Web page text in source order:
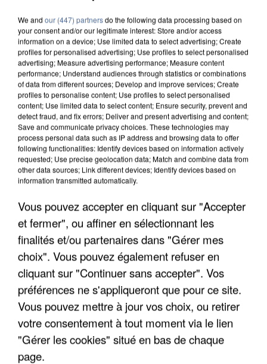
APRÈS TOUTES CES CANICULES, LES REFUGES
DE FAUNE SAUVAGE SONT...
We and our (447) partnersdo the following data processing based on
your consent and/or our legitimate interest: Store and/or access
information on a device; Use limited data to select advertising; Create
profiles for personalised advertising; Use profiles to select personalised
advertising; Measure advertising performance; Measure content
performance; Understand audiences through statistics or combinations
of data from different sources; Develop and improve services; Create
profiles to personalise content; Use profiles to select personalised
content; Use limited data to select content; Ensure security, prevent and
detect fraud, and fix errors; Deliver and present advertising and content;
Save and communicate privacy choices. These technologies may
process personal data such as IP address and browsing data to offer
following functionalities: Identify devices based on information actively
requested; Use precise geolocation data; Match and combine data from
other data sources; Link different devices; Identify devices based on
information transmitted automatically.
Vous pouvez accepter en cliquant sur "Accepter
et fermer", ou affiner en sélectionnant les
finalités et/ou partenaires dans "Gérer mes
choix". Vous pouvez également refuser en
cliquant sur "Continuer sans accepter". Vos
préférences ne s'appliqueront que pour ce site.
Vous pouvez mettre à jour vos choix, ou retirer
votre consentement à tout moment via le lien
"Gérer les cookies" situé en bas de chaque
page.